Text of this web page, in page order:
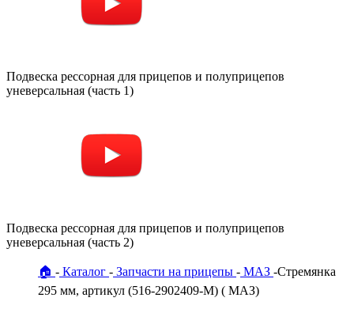
Подвеска рессорная для прицепов и полуприцепов
уневерсальная (часть 1)
Подвеска рессорная для прицепов и полуприцепов
уневерсальная (часть 2)
🏠 Каталог Запчасти на прицепы МАЗ Стремянка
295 мм, артикул (516-2902409-М) ( МАЗ)